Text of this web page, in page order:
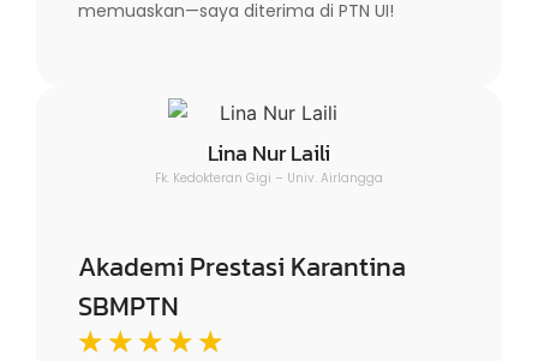
memuaskan—saya diterima di PTN UI!
Lina Nur Laili
Fk. Kedokteran Gigi – Univ. Airlangga
Akademi Prestasi Karantina
SBMPTN
☆ ☆ ☆ ☆ ☆